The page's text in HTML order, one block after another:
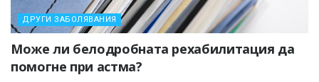
ДРУГИ ЗАБОЛЯВАНИЯ
Може ли белодробната рехабилитация да
помогне при астма?